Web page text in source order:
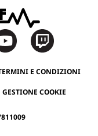
E CONDIZIONI
GESTIONE COOKIE